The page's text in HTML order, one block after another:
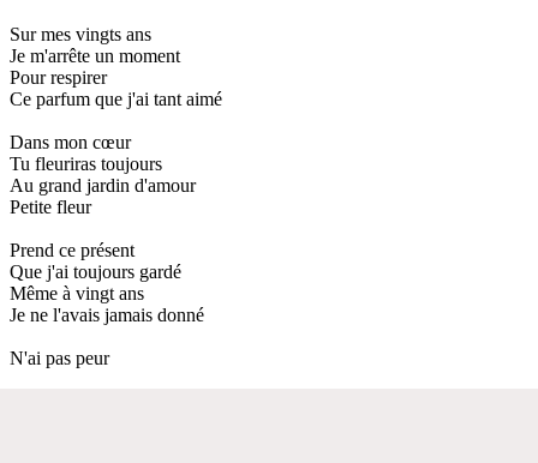
Sur mes vingts ans
Je m'arrête un moment
Pour respirer
Ce parfum que j'ai tant aimé
Dans mon cœur
Tu fleuriras toujours
Au grand jardin d'amour
Petite fleur
Prend ce présent
Que j'ai toujours gardé
Même à vingt ans
Je ne l'avais jamais donné
N'ai pas peur